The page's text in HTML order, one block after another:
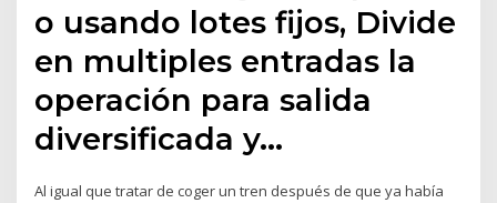
o usando lotes fijos, Divide
en multiples entradas la
operación para salida
diversificada y…
Al igual que tratar de coger un tren después de que ya había